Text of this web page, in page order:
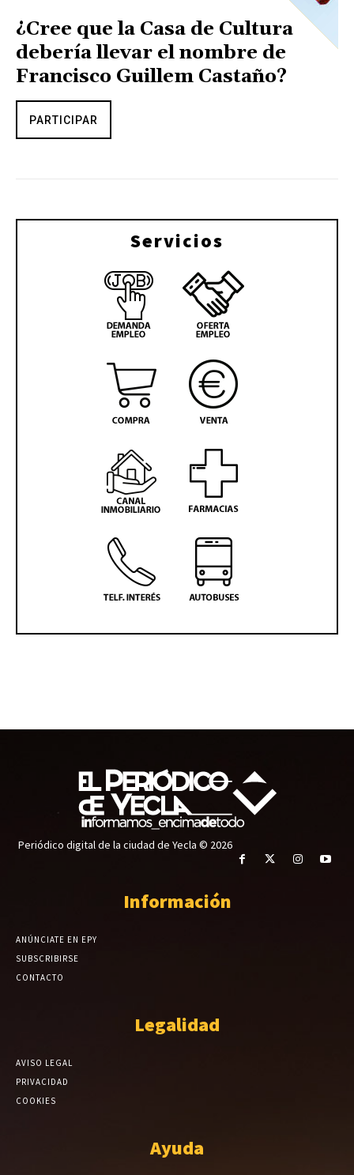
¿Cree que la Casa de Cultura
debería llevar el nombre de
Francisco Guillem Castaño?
PARTICIPAR
Servicios
Periódico digital de la ciudad de Yecla © 2026
Información
ANÚNCIATE EN EPY
SUBSCRIBIRSE
CONTACTO
Legalidad
AVISO LEGAL
PRIVACIDAD
COOKIES
Ayuda